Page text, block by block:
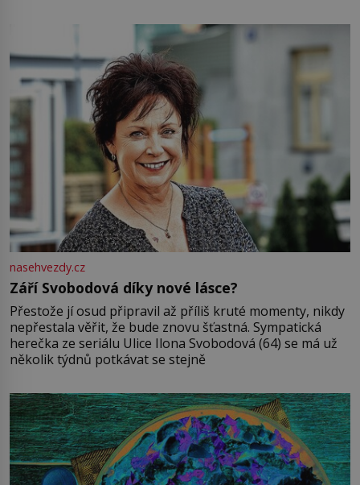
Jsme spolu moc rádi Tehdy byla jiná doba, když
nasehvezdy.cz
Září Svobodová díky nové lásce?
Přestože jí osud připravil až příliš kruté momenty, nikdy
nepřestala věřit, že bude znovu šťastná. Sympatická
herečka ze seriálu Ulice Ilona Svobodová (64) se má už
několik týdnů potkávat se stejně